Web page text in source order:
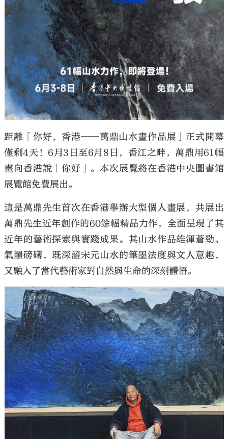
距離「你好，香港——萬鼎山水畫作品展」正式開幕
僅剩4天！6月3日至6月8日，香江之畔，萬鼎用61幅
畫向香港說「你好」。本次展覽將在香港中央圖書館
展覽館免費展出。
這是萬鼎先生首次在香港舉辦大型個人畫展，共展出
萬鼎先生近年創作的60餘幅精品力作，全面呈現了其
近年的藝術探索與實踐成果。其山水作品雄渾蒼勁、
氣韻磅礴，既深諳宋元山水的筆墨法度與文人意趣，
又融入了當代藝術家對自然與生命的深刻體悟。